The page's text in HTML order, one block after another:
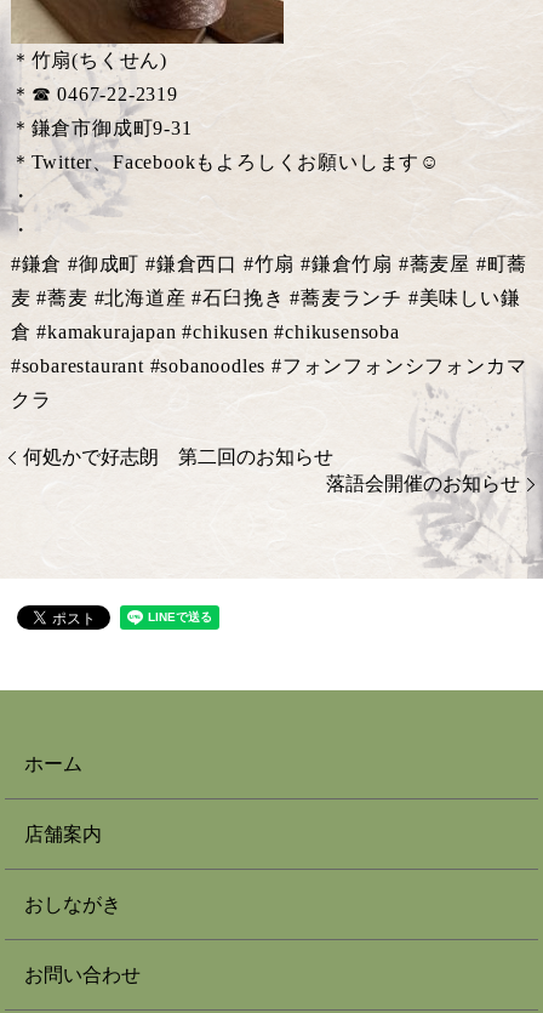
＊竹扇(ちくせん)
＊☎︎ 0467-22-2319
＊鎌倉市御成町9-31
＊Twitter、Facebookもよろしくお願いします☺️
・
・
#鎌倉 #御成町 #鎌倉西口 #竹扇 #鎌倉竹扇 #蕎麦屋 #町蕎
麦 #蕎麦 #北海道産 #石臼挽き #蕎麦ランチ #美味しい鎌
倉 #kamakurajapan #chikusen #chikusensoba
#sobarestaurant #sobanoodles #フォンフォンシフォンカマ
クラ
何処かで好志朗 第二回のお知らせ
落語会開催のお知らせ
ホーム
店舗案内
おしながき
お問い合わせ